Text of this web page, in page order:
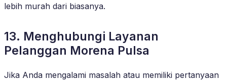
lebih murah dari biasanya.
13. Menghubungi Layanan
Pelanggan Morena Pulsa
Jika Anda mengalami masalah atau memiliki pertanyaan